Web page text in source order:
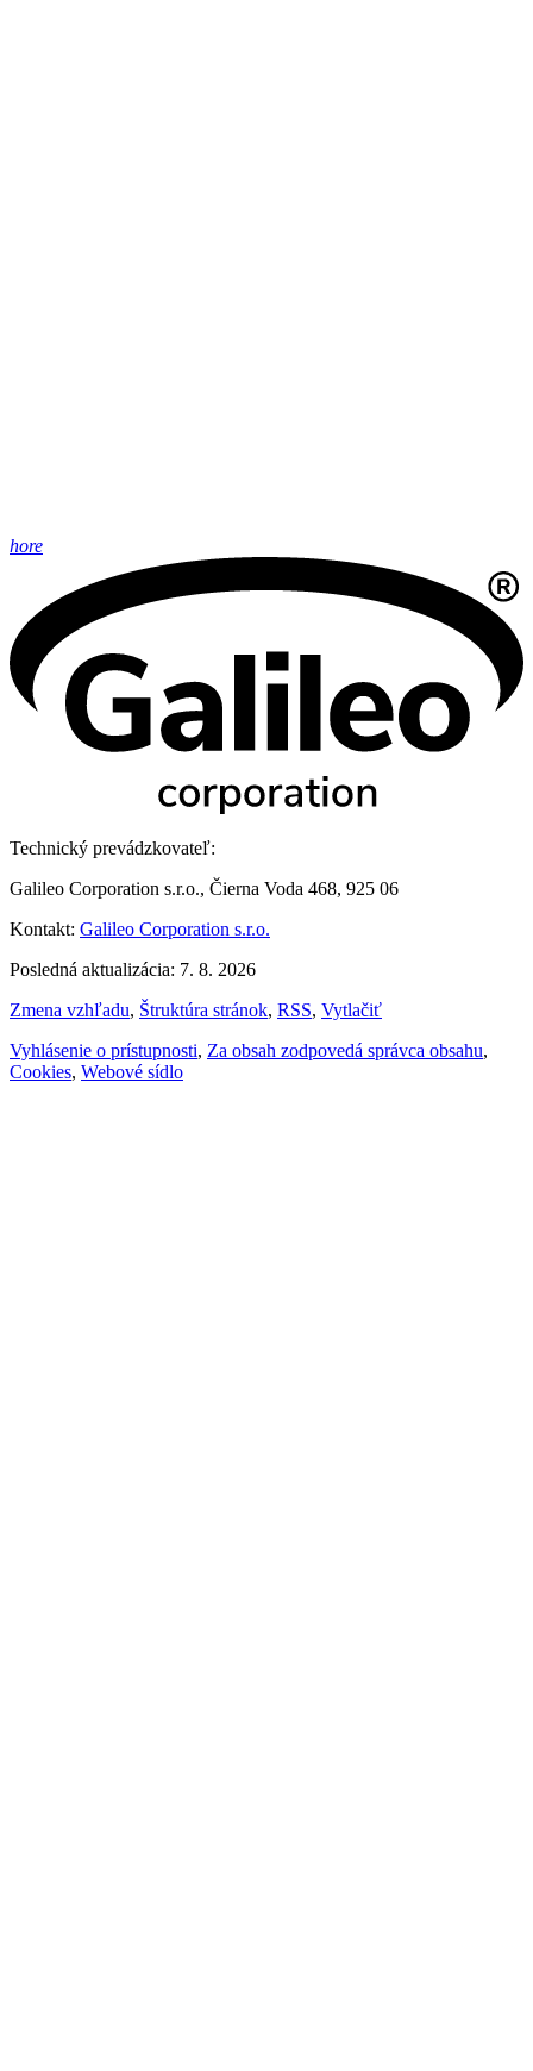
hore
Technický prevádzkovateľ:
Galileo Corporation s.r.o., Čierna Voda 468, 925 06
Kontakt: Galileo Corporation s.r.o.
Posledná aktualizácia: 7. 8. 2026
Zmena vzhľadu, Štruktúra stránok, RSS, Vytlačiť
Vyhlásenie o prístupnosti, Za obsah zodpovedá správca obsahu,
Cookies, Webové sídlo